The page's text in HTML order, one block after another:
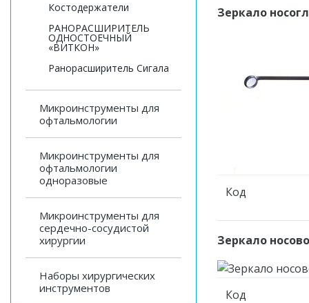
Костодержатели
РАНОРАСШИРИТЕЛЬ
ОДНОСТОЕЧНЫЙ
«ВИТКОН»
Ранорасширитель Сигала
Микроинструменты для
офтальмологии
Микроинструменты для
офтальмологии
одноразовые
Микроинструменты для
сердечно-сосудистой
хирургии
Наборы хирургических
инструментов
Зеркало
Код
Зеркало
Код